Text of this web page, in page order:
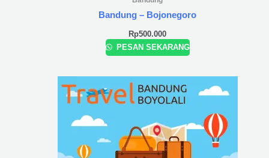
Bandung – Bojonegoro
Rp500.000
PESAN SEKARANG